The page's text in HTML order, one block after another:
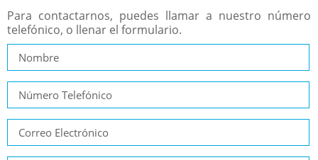
Para contactarnos, puedes llamar a nuestro número
telefónico, o llenar el formulario.